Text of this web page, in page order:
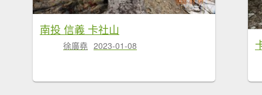
南投 信義 卡社山
徐廣堯 2023-01-08